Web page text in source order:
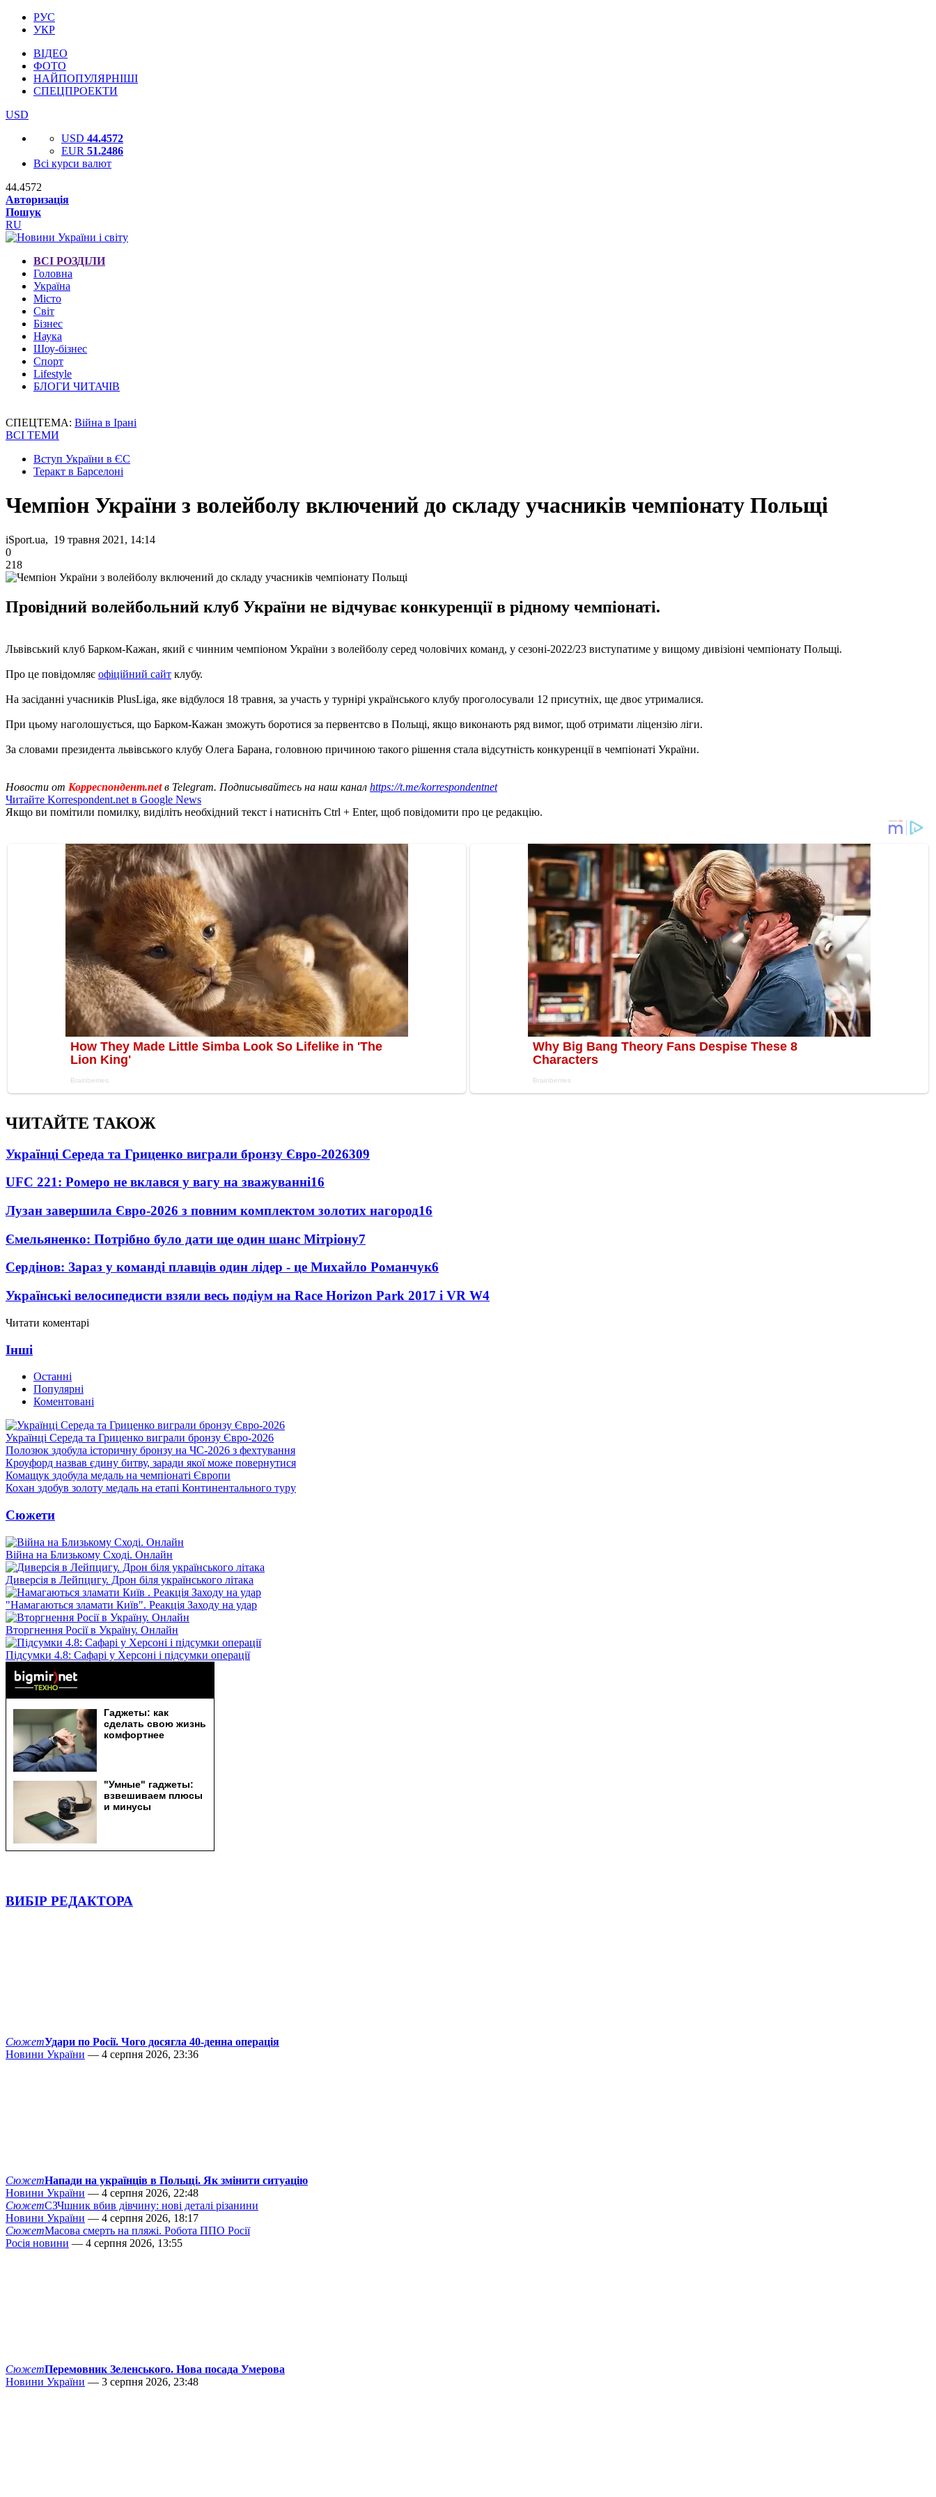
РУС
УКР
ВІДЕО
ФОТО
НАЙПОПУЛЯРНІШІ
СПЕЦПРОЕКТИ
USD
USD 44.4572
EUR 51.2486
Всі курси валют
44.4572
Авторизація
Пошук
RU
ВСІ РОЗДІЛИ
Головна
Україна
Місто
Світ
Бізнес
Наука
Шоу-бізнес
Спорт
Lifestyle
БЛОГИ ЧИТАЧІВ
СПЕЦТЕМА: Війна в Ірані
ВСІ ТЕМИ
Вступ України в ЄС
Теракт в Барселоні
Чемпіон України з волейболу включений до складу учасників чемпіонату Польщі
iSport.ua, 19 травня 2021, 14:14
0
218
Провідний волейбольний клуб України не відчуває конкуренції в рідному чемпіонаті.
Львівський клуб Барком-Кажан, який є чинним чемпіоном України з волейболу серед чоловічих команд, у сезоні-2022/23 виступатиме у вищому дивізіоні чемпіонату Польщі.
Про це повідомляє офіційний сайт клубу.
На засіданні учасників PlusLiga, яке відбулося 18 травня, за участь у турнірі українського клубу проголосували 12 присутніх, ще двоє утрималися.
При цьому наголошується, що Барком-Кажан зможуть боротися за первентсво в Польщі, якщо виконають ряд вимог, щоб отримати ліцензію ліги.
За словами президента львівського клубу Олега Барана, головною причиною такого рішення стала відсутність конкуренції в чемпіонаті України.
Новости от Корреспондент.netв Telegram. Подписывайтесь на наш канал https://t.me/korrespondentnet
Читайте Korrespondent.net в Google News
Якщо ви помітили помилку, виділіть необхідний текст і натисніть Ctrl + Enter, щоб повідомити про це редакцію.
ЧИТАЙТЕ ТАКОЖ
Українці Середа та Гриценко виграли бронзу Євро-2026309
UFC 221: Ромеро не вклався у вагу на зважуванні16
Лузан завершила Євро-2026 з повним комплектом золотих нагород16
Ємельяненко: Потрібно було дати ще один шанс Мітріону7
Сердінов: Зараз у команді плавців один лідер - це Михайло Романчук6
Українські велосипедисти взяли весь подіум на Race Horizon Park 2017 і VR W4
Читати коментарі
Інші
Останні
Популярні
Коментовані
Українці Середа та Гриценко виграли бронзу Євро-2026
Полозюк здобула історичну бронзу на ЧС-2026 з фехтування
Кроуфорд назвав єдину битву, заради якої може повернутися
Комащук здобула медаль на чемпіонаті Європи
Кохан здобув золоту медаль на етапі Континентального туру
Сюжети
Війна на Близькому Сході. Онлайн
Диверсія в Лейпцигу. Дрон біля українського літака
"Намагаються зламати Київ". Реакція Заходу на удар
Вторгнення Росії в Україну. Онлайн
Підсумки 4.8: Сафарі у Херсоні і підсумки операції
ВИБІР РЕДАКТОРА
СюжетУдари по Росії. Чого досягла 40-денна операція
Новини України — 4 серпня 2026, 23:36
СюжетНапади на українців в Польщі. Як змінити ситуацію
Новини України — 4 серпня 2026, 22:48
СюжетСЗЧшник вбив дівчину: нові деталі різанини
Новини України — 4 серпня 2026, 18:17
СюжетМасова смерть на пляжі. Робота ППО Росії
Росія новини — 4 серпня 2026, 13:55
СюжетПеремовник Зеленського. Нова посада Умерова
Новини України — 3 серпня 2026, 23:48